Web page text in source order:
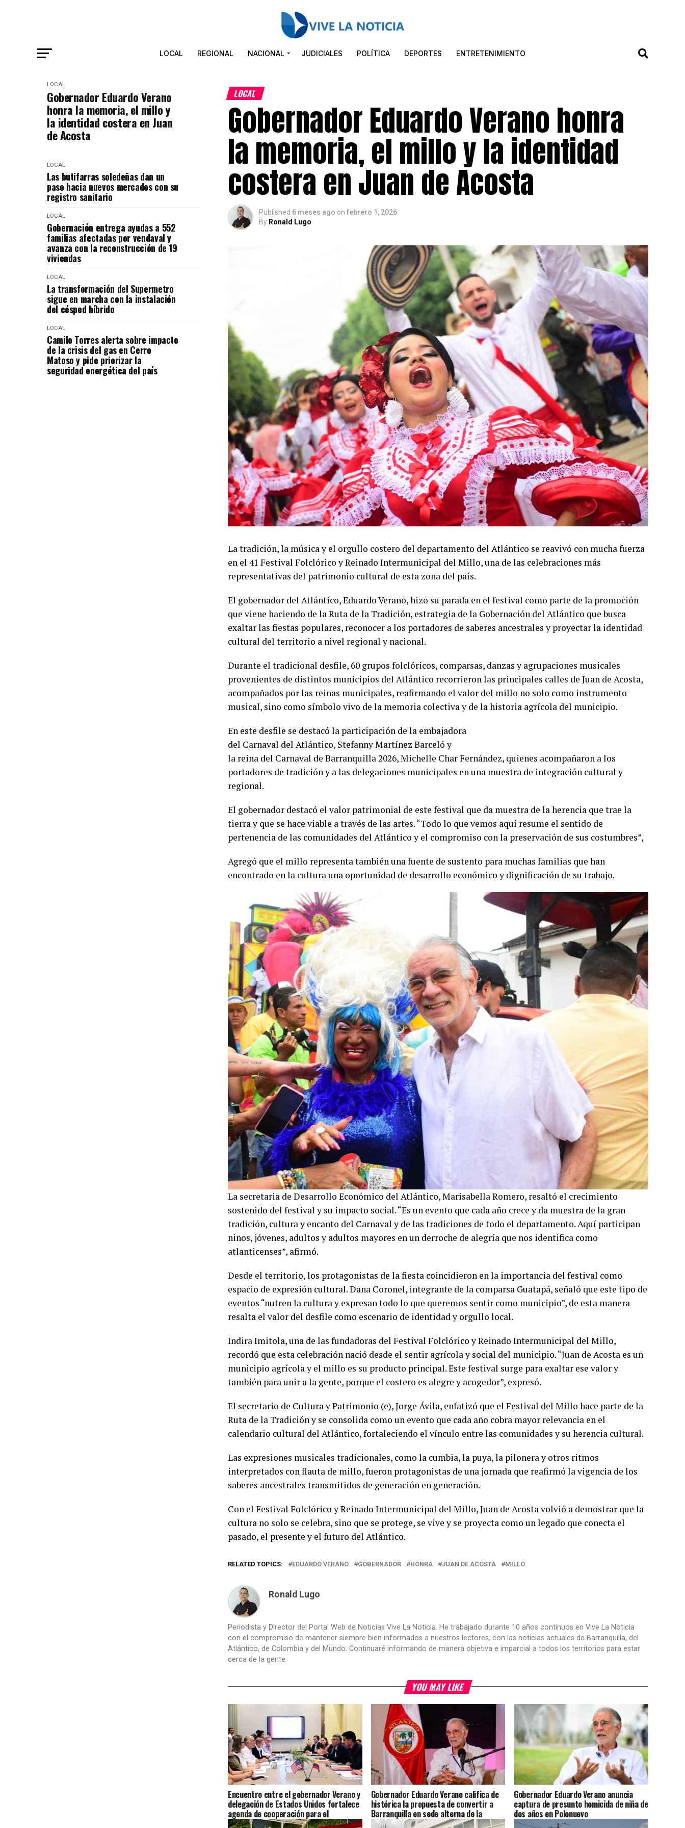
LOCAL REGIONAL NACIONAL JUDICIALES POLÍTICA DEPORTES ENTRETENIMIENTO
LOCAL
Gobernador Eduardo Verano
honra la memoria, el millo y
la identidad costera en Juan
de Acosta
LOCAL
Las butifarras soledeñas dan un
paso hacia nuevos mercados con su
registro sanitario
LOCAL
Gobernación entrega ayudas a 552
familias afectadas por vendaval y
avanza con la reconstrucción de 19
viviendas
LOCAL
La transformación del Supermetro
sigue en marcha con la instalación
del césped híbrido
LOCAL
Camilo Torres alerta sobre impacto
de la crisis del gas en Cerro
Matoso y pide priorizar la
seguridad energética del país
LOCAL
Gobernador Eduardo Verano honra
la memoria, el millo y la identidad
costera en Juan de Acosta
Published 6 meses ago on febrero 1, 2026
By Ronald Lugo
La tradición, la música y el orgullo costero del departamento del Atlántico se reavivó con mucha fuerza
en el 41 Festival Folclórico y Reinado Intermunicipal del Millo, una de las celebraciones más
representativas del patrimonio cultural de esta zona del país.
El gobernador del Atlántico, Eduardo Verano, hizo su parada en el festival como parte de la promoción
que viene haciendo de la Ruta de la Tradición, estrategia de la Gobernación del Atlántico que busca
exaltar las fiestas populares, reconocer a los portadores de saberes ancestrales y proyectar la identidad
cultural del territorio a nivel regional y nacional.
Durante el tradicional desfile, 60 grupos folclóricos, comparsas, danzas y agrupaciones musicales
provenientes de distintos municipios del Atlántico recorrieron las principales calles de Juan de Acosta,
acompañados por las reinas municipales, reafirmando el valor del millo no solo como instrumento
musical, sino como símbolo vivo de la memoria colectiva y de la historia agrícola del municipio.
En este desfile se destacó la participación de la embajadora
del Carnaval del Atlántico, Stefanny Martínez Barceló y
la reina del Carnaval de Barranquilla 2026, Michelle Char Fernández, quienes acompañaron a los
portadores de tradición y a las delegaciones municipales en una muestra de integración cultural y
regional.
El gobernador destacó el valor patrimonial de este festival que da muestra de la herencia que trae la
tierra y que se hace viable a través de las artes. “Todo lo que vemos aquí resume el sentido de
pertenencia de las comunidades del Atlántico y el compromiso con la preservación de sus costumbres”,
Agregó que el millo representa también una fuente de sustento para muchas familias que han
encontrado en la cultura una oportunidad de desarrollo económico y dignificación de su trabajo.
La secretaria de Desarrollo Económico del Atlántico, Marisabella Romero, resaltó el crecimiento
sostenido del festival y su impacto social. “Es un evento que cada año crece y da muestra de la gran
tradición, cultura y encanto del Carnaval y de las tradiciones de todo el departamento. Aquí participan
niños, jóvenes, adultos y adultos mayores en un derroche de alegría que nos identifica como
atlanticenses”, afirmó.
Desde el territorio, los protagonistas de la fiesta coincidieron en la importancia del festival como
espacio de expresión cultural. Dana Coronel, integrante de la comparsa Guatapá, señaló que este tipo de
eventos “nutren la cultura y expresan todo lo que queremos sentir como municipio”, de esta manera
resalta el valor del desfile como escenario de identidad y orgullo local.
Indira Imitola, una de las fundadoras del Festival Folclórico y Reinado Intermunicipal del Millo,
recordó que esta celebración nació desde el sentir agrícola y social del municipio. “Juan de Acosta es un
municipio agrícola y el millo es su producto principal. Este festival surge para exaltar ese valor y
también para unir a la gente, porque el costero es alegre y acogedor”, expresó.
El secretario de Cultura y Patrimonio (e), Jorge Ávila, enfatizó que el Festival del Millo hace parte de la
Ruta de la Tradición y se consolida como un evento que cada año cobra mayor relevancia en el
calendario cultural del Atlántico, fortaleciendo el vínculo entre las comunidades y su herencia cultural.
Las expresiones musicales tradicionales, como la cumbia, la puya, la pilonera y otros ritmos
interpretados con flauta de millo, fueron protagonistas de una jornada que reafirmó la vigencia de los
saberes ancestrales transmitidos de generación en generación.
Con el Festival Folclórico y Reinado Intermunicipal del Millo, Juan de Acosta volvió a demostrar que la
cultura no solo se celebra, sino que se protege, se vive y se proyecta como un legado que conecta el
pasado, el presente y el futuro del Atlántico.
RELATED TOPICS: EDUARDO VERANO GOBERNADOR HONRA JUAN DE ACOSTA MILLO
Ronald Lugo
Periodista y Director del Portal Web de Noticias Vive La Noticia. He trabajado durante 10 años continuos en Vive La Noticia
con el compromiso de mantener siempre bien informados a nuestros lectores, con las noticias actuales de Barranquilla, del
Atlántico, de Colombia y del Mundo. Continuaré informando de manera objetiva e imparcial a todos los territorios para estar
cerca de la gente.
YOU MAY LIKE
Encuentro entre el gobernador Verano y
delegación de Estados Unidos fortalece
agenda de cooperación para el
desarrollo del Atlántico y las Américas
Gobernador Eduardo Verano califica de
histórica la propuesta de convertir a
Barranquilla en sede alterna de la
Presidencia de la República
Gobernador Eduardo Verano anuncia
captura de presunto homicida de niña de
dos años en Polonuevo